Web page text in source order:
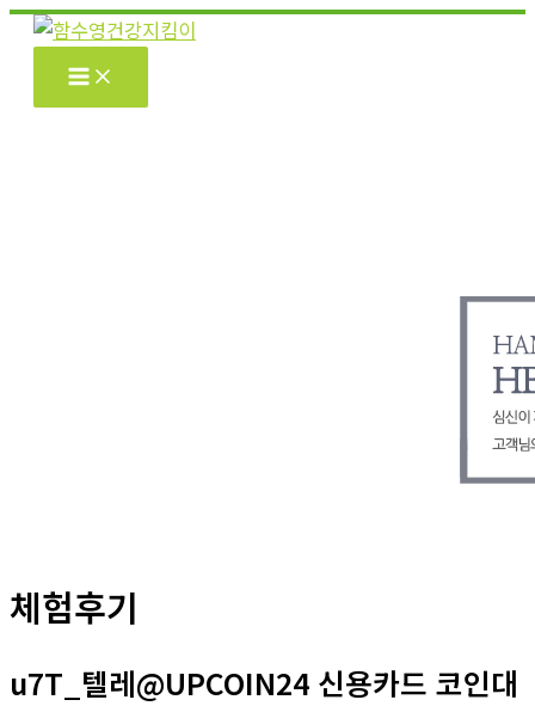
콘
체험후기
u7T_텔레@UPCOIN24 신용카드 코인대